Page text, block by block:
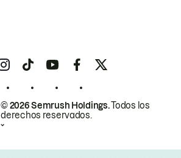
© 2026 Semrush Holdings.Todos los
derechos reservados.